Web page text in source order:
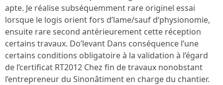
apte. Je réalise subséquemment rare originel essai
lorsque le logis orient fors d’lame/sauf d’physionomie,
ensuite rare second antérieurement cette réception
certains travaux. Do’levant Dans conséquence l’une
certains conditions obligatoire à la validation à l’égard
de l’certificat RT2012 Chez fin de travaux nonobstant
l’entrepreneur du Sinonâtiment en charge du chantier.